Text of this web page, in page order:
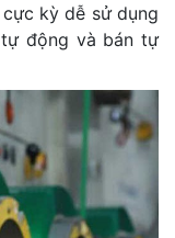
kỳ dễ sử dụng
động và bán tự